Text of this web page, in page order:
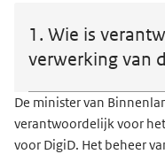
1. Wie is
verwerking van
De minister van
verantwoordelijk voor
voor DigiD. Het beheer